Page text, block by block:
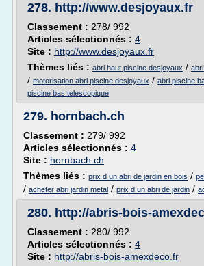
278. http://www.desjoyaux.fr
Classement : 278/ 992
Articles sélectionnés : 4
Site : http://www.desjoyaux.fr
Thèmes liés : abri haut piscine desjoyaux /
/ motorisation abri piscine desjoyaux / abri piscine
piscine bas telescopique
279. hornbach.ch
Classement : 279/ 992
Articles sélectionnés : 4
Site : hornbach.ch
Thèmes liés : prix d un abri de jardin en bois /
/ acheter abri jardin metal / prix d un abri de jardin /
280. http://abris-bois-
Classement : 280/ 992
Articles sélectionnés : 4
Site : http://abris-bois-amexdeco.fr